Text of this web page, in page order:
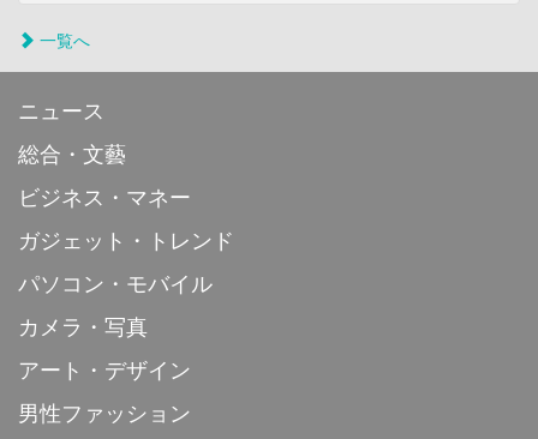
一覧へ
ニュース
総合・文藝
ビジネス・マネー
ガジェット・トレンド
パソコン・モバイル
カメラ・写真
アート・デザイン
男性ファッション